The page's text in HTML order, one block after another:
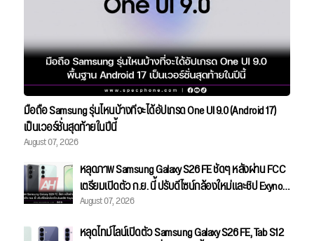
มือถือ Samsung รุ่นไหนบ้างที่จะได้อัปเกรด One UI 9.0 (Android 17)
เป็นเวอร์ชั่นสุดท้ายในปีนี้
August 07, 2026
หลุดภาพ Samsung Galaxy S26 FE ชัดๆ หลังผ่าน FCC
เตรียมเปิดตัว ก.ย. นี้ ปรับดีไซน์กล้องใหม่และชิป Exynos
2500
August 07, 2026
หลุดไทม์ไลน์เปิดตัว Samsung Galaxy S26 FE, Tab S12